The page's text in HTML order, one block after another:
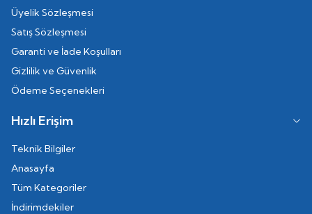
Üyelik Sözleşmesi
Satış Sözleşmesi
Garanti ve İade Koşulları
Gizlilik ve Güvenlik
Ödeme Seçenekleri
Hızlı Erişim
Teknik Bilgiler
Anasayfa
Tüm Kategoriler
İndirimdekiler